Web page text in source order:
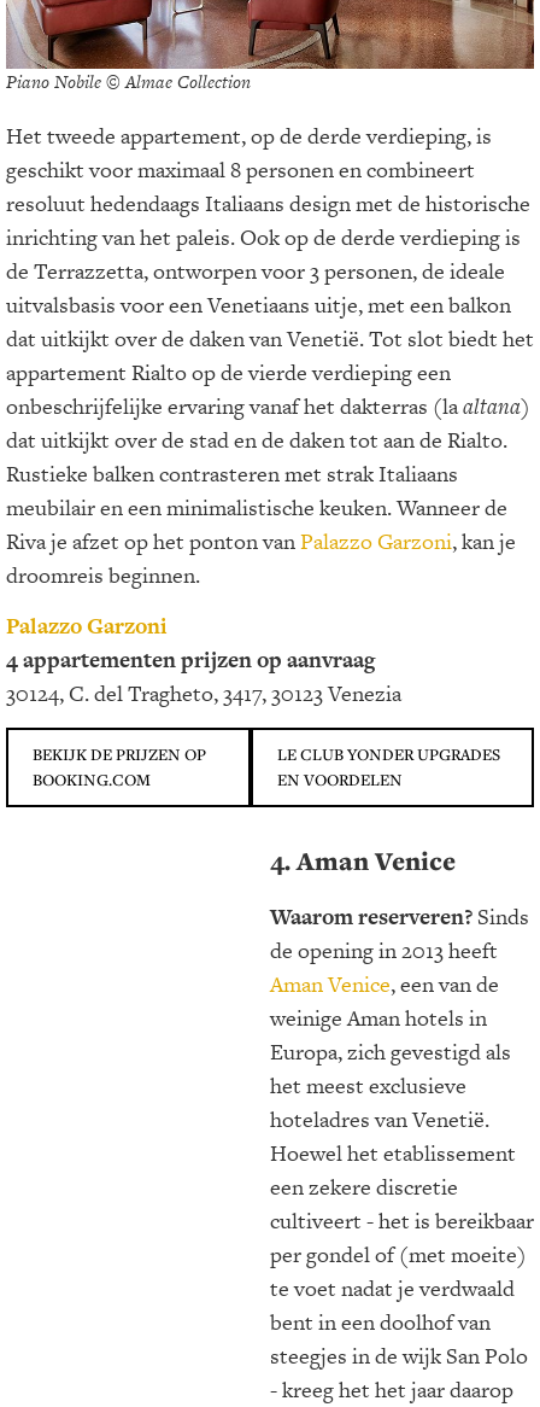
Piano Nobile © Almae Collection
Het tweede appartement, op de derde verdieping, is
geschikt voor maximaal 8 personen en combineert
resoluut hedendaags Italiaans design met de historische
inrichting van het paleis. Ook op de derde verdieping is
de Terrazzetta, ontworpen voor 3 personen, de ideale
uitvalsbasis voor een Venetiaans uitje, met een balkon
dat uitkijkt over de daken van Venetië. Tot slot biedt het
appartement Rialto op de vierde verdieping een
onbeschrijfelijke ervaring vanaf het dakterras (laaltana)
dat uitkijkt over de stad en de daken tot aan de Rialto.
Rustieke balken contrasteren met strak Italiaans
meubilair en een minimalistische keuken. Wanneer de
Riva je afzet op het ponton vanPalazzo Garzoni, kan je
droomreis beginnen.
Palazzo Garzoni
4 appartementen prijzen op aanvraag
30124, C. del Tragheto, 3417, 30123 Venezia
BEKIJK DE PRIJZEN OP
BOOKING.COM
LE CLUB YONDER UPGRADES
EN VOORDELEN
4. Aman Venice
Waarom reserveren?Sinds
de opening in 2013 heeft
Aman Venice, een van de
weinige Aman hotels in
Europa, zich gevestigd als
het meest exclusieve
hoteladres van Venetië.
Hoewel het etablissement
een zekere discretie
cultiveert - het is bereikbaar
per gondel of (met moeite)
te voet nadat je verdwaald
bent in een doolhof van
steegjes in de wijk San Polo
- kreeg het het jaar daarop